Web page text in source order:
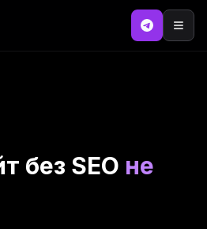
без SEO не